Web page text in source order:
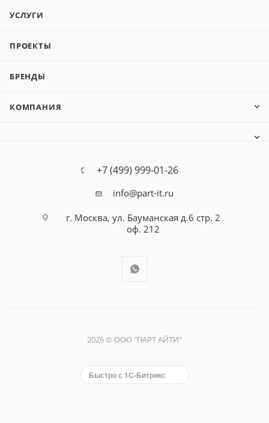
УСЛУГИ
ПРОЕКТЫ
БРЕНДЫ
КОМПАНИЯ
+7 (499) 999-01-26
info@part-it.ru
г. Москва, ул. Бауманская д.6 стр. 2
оф. 212
2026 © ООО "ПАРТ АЙТИ"
Быстро с 1С-Битрикс